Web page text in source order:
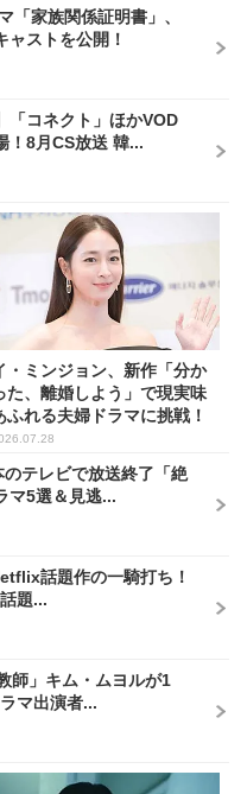
「家族関係証明書」、
ャストを公開！
「コネクト」ほかVOD
！8月CS放送 韓...
・ミンジョン、新作「分か
た、離婚しよう」で現実味
ふれる夫婦ドラマに挑戦！
テレビで放送終了「絶
マ5選＆見逃...
話題作の一騎打ち！
題...
師」キム・ムヨルが1
マ出演者...